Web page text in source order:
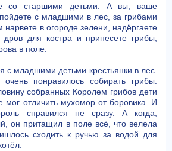
со старшими детьми. А вы, ваше
с младшими в лес, за грибами
нарвете в огороде зелени, надёргаете
дров для костра и принесете грибы,
в поле.
с младшими детьми крестьянки в лес.
понравилось собирать грибы.
собранных Королем грибов дети
мог отличить мухомор от боровика. И
справился не сразу. А когда,
он притащил в поле всё, что велела
сходить к ручью за водой для